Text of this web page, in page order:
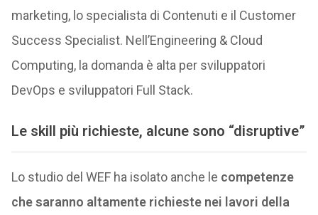
marketing, lo specialista di Contenuti e il Customer
Success Specialist. Nell’Engineering & Cloud
Computing, la domanda è alta per sviluppatori
DevOps e sviluppatori Full Stack.
Le skill più richieste, alcune sono “disruptive”
Lo studio del WEF ha isolato anche le competenze
che saranno altamente richieste nei lavori della